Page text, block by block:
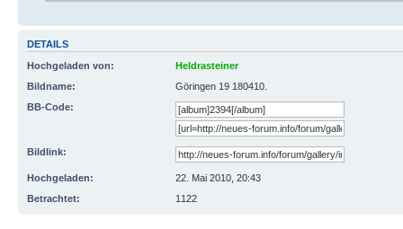
DETAILS
Hochgeladen von:
Heldrasteiner
Bildname:
Göringen 19 180410.
BB-Code:
Bildlink:
Hochgeladen:
22. Mai 2010, 20:43
Betrachtet:
1122